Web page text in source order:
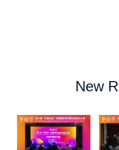
New